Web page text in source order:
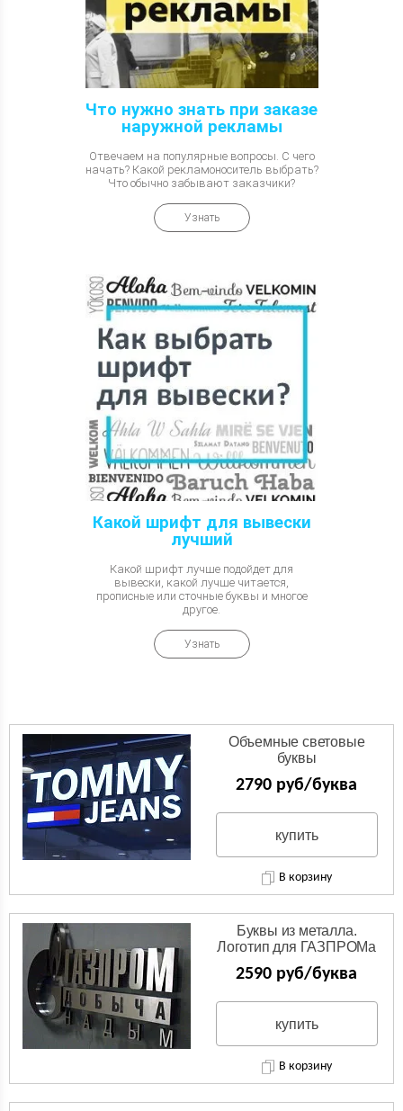
Что нужно знать при заказе
наружной рекламы
Отвечаем на популярные вопросы. С чего
начать? Какой рекламоноситель выбрать?
Что обычно забывают заказчики?
Узнать
Какой шрифт для вывески
лучший
Какой шрифт лучше подойдет для
вывески, какой лучше читается,
прописные или сточные буквы и многое
другое.
Узнать
Объемные световые
буквы
2790 руб/буква
купить
В корзину
Буквы из металла.
Логотип для ГАЗПРОМа
из нержавейки.
2590 руб/буква
купить
В корзину